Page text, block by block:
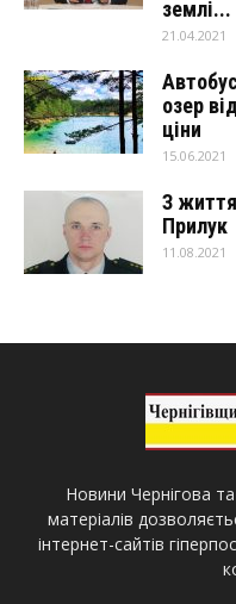
землі...
21.04.2021
озер
ціни
15.06.2021
З
Прилук
11.08.2021
Новини Чернігова
матеріалів
інтернет-сайтів